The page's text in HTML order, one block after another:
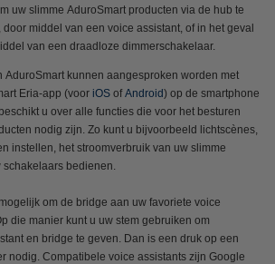
uw slimme AduroSmart producten via de hub te
middel van een voice assistant, of in het geval
van een draadloze dimmerschakelaar.
AduroSmart kunnen aangesproken worden met
Eria-app (voor iOS ofAndroid) op de smartphone
u over alle functies die voor het besturen
nodig zijn. Zo kunt u bijvoorbeeld lichtscènes,
instellen, het stroomverbruik van uw slimme
schakelaars bedienen.
om de bridge aan uw favoriete voice
die manier kunt u uw stem gebruiken om
en bridge te geven. Dan is een druk op een
nodig. Compatibele voice assistants zijn Google